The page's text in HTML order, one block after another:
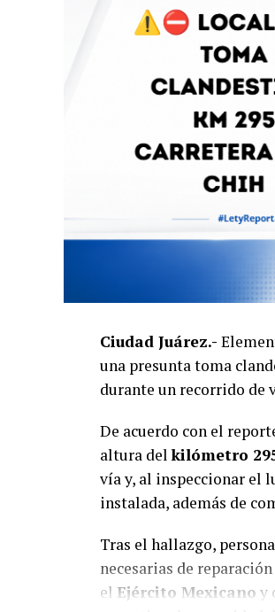
Ciudad Juárez.-
una presunta toma
durante un recorrido de
De acuerdo con el
altura delkilómetro
vía y, al inspeccionar el
instalada, además de
Tras el hallazgo,
necesarias de
el Ejército Mexicano y